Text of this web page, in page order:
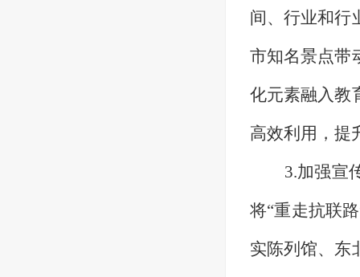
间、行业和行
市知名景点带
化元素融入教
高效利用，提
3.加强宣
将“重走抗联
实陈列馆、东